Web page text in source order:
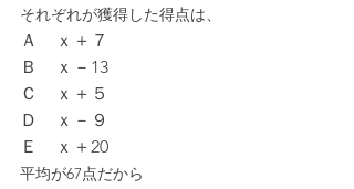
それぞれが獲得した得点は、
Ａ　ｘ＋７
Ｂ　ｘ－13
Ｃ　ｘ＋５
Ｄ　ｘ－９
Ｅ　ｘ＋20
平均が67点だから